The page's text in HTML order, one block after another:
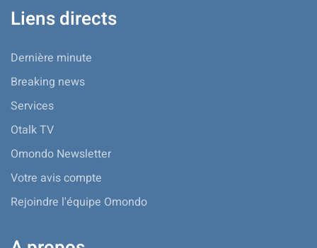
Liens directs
Dernière minute
Breaking news
Services
Otalk TV
Omondo Newsletter
Votre avis compte
Rejoindre l'équipe Omondo